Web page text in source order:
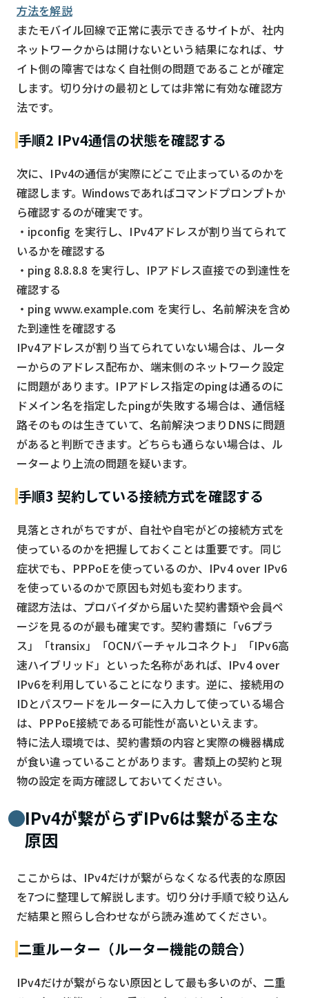
方法を解説
またモバイル回線で正常に表示できるサイトが、社内
ネットワークからは開けないという結果になれば、サ
イト側の障害ではなく自社側の問題であることが確定
します。切り分けの最初としては非常に有効な確認方
法です。
手順2 IPv4通信の状態を確認する
次に、IPv4の通信が実際にどこで止まっているのかを
確認します。Windowsであればコマンドプロンプトか
ら確認するのが確実です。
・ipconfig を実行し、IPv4アドレスが割り当てられて
いるかを確認する
・ping 8.8.8.8 を実行し、IPアドレス直接での到達性を
確認する
・ping www.example.com を実行し、名前解決を含め
た到達性を確認する
IPv4アドレスが割り当てられていない場合は、ルータ
ーからのアドレス配布か、端末側のネットワーク設定
に問題があります。IPアドレス指定のpingは通るのに
ドメイン名を指定したpingが失敗する場合は、通信経
路そのものは生きていて、名前解決つまりDNSに問題
があると判断できます。どちらも通らない場合は、ル
ーターより上流の問題を疑います。
手順3 契約している接続方式を確認する
見落とされがちですが、自社や自宅がどの接続方式を
使っているのかを把握しておくことは重要です。同じ
症状でも、PPPoEを使っているのか、IPv4 over IPv6
を使っているのかで原因も対処も変わります。
確認方法は、プロバイダから届いた契約書類や会員ペ
ージを見るのが最も確実です。契約書類に「v6プラ
ス」「transix」「OCNバーチャルコネクト」「IPv6高
速ハイブリッド」といった名称があれば、IPv4 over
IPv6を利用していることになります。逆に、接続用の
IDとパスワードをルーターに入力して使っている場合
は、PPPoE接続である可能性が高いといえます。
特に法人環境では、契約書類の内容と実際の機器構成
が食い違っていることがあります。書類上の契約と現
物の設定を両方確認しておいてください。
IPv4が繋がらずIPv6は繋がる主な
原因
ここからは、IPv4だけが繋がらなくなる代表的な原因
を7つに整理して解説します。切り分け手順で絞り込ん
だ結果と照らし合わせながら読み進めてください。
二重ルーター（ルーター機能の競合）
IPv4だけが繋がらない原因として最も多いのが、二重